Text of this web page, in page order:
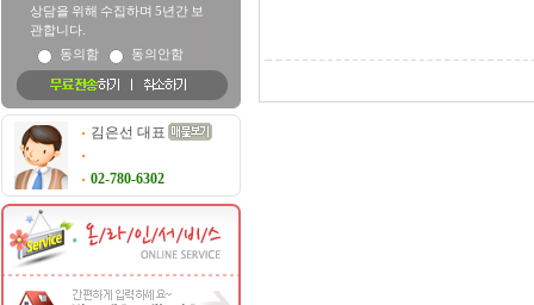
상담을 위해 수집하며 5년간 보
관합니다.
동의함
동의안함
김은선 대표
02-780-6302